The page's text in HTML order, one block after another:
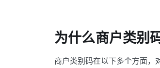
为什么商户类别
商户类别码在以下多个方面，